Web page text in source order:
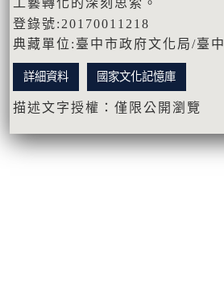
工藝轉化的深刻思索。
登錄號:20170011218
典藏單位:臺中市政府文化局/臺
詳細資料 國家文化記憶庫
描述文字授權：僅限公開瀏覽